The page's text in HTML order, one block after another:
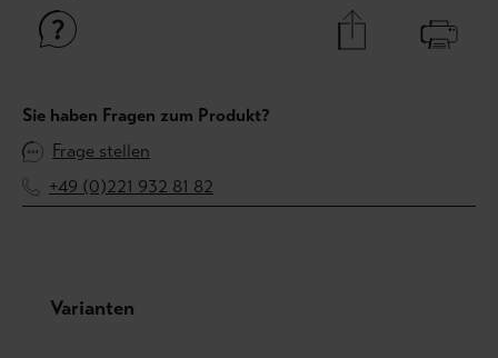
Sie haben Fragen zum Produkt?
Frage stellen
+49 (0)221 932 81 82
Produktgalerie überspringen
Varianten